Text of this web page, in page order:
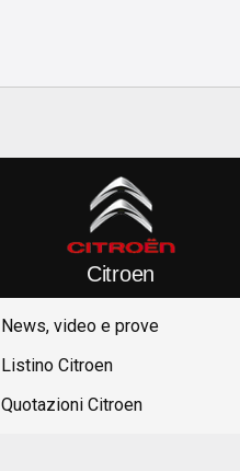
Citroen
News, video e prove
Listino Citroen
Quotazioni Citroen